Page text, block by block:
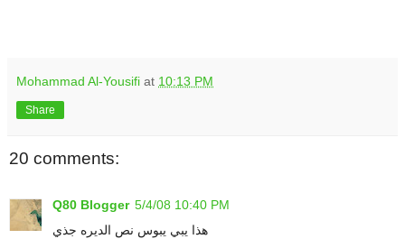
Mohammad Al-Yousifi at 10:13 PM
Share
20 comments:
Q80 Blogger 5/4/08 10:40 PM
هذا يبي يبوس نص الديره جذي